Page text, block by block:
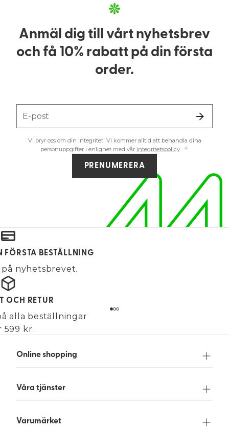
Anmäl dig till vårt nyhetsbrev
och få 10% rabatt på din första
order.
E-post
Vi bryr oss om din integritet! Vi kommer alltid att behandla dina
personuppgifter i enlighet med vår integritetspolicy.
PRENUMERERA
FÖRSTA BESTÄLLNING
nyhetsbrevet.
OCH RETUR
alla beställningar
599 kr.
Online shopping
Våra tjänster
Varumärket